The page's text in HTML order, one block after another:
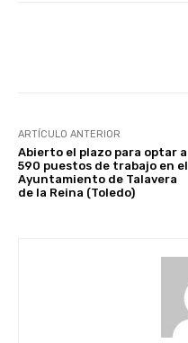
ARTÍCULO ANTERIOR
Abierto el plazo para optar a
590 puestos de trabajo en el
Ayuntamiento de Talavera
de la Reina (Toledo)